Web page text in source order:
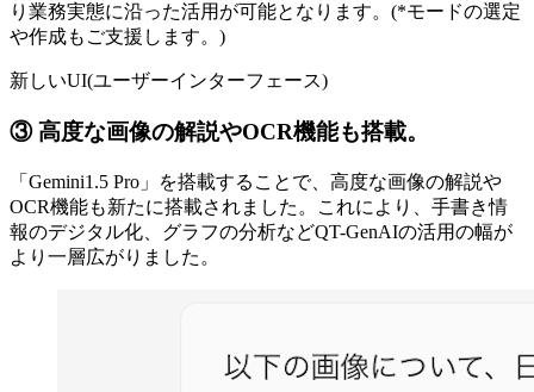
り業務実態に沿った活用が可能となります。(*モードの選定
や作成もご支援します。)
新しいUI(ユーザーインターフェース)
③ 高度な画像の解説やOCR機能も搭載。
「Gemini1.5 Pro」を搭載することで、高度な画像の解説や
OCR機能も新たに搭載されました。これにより、手書き情
報のデジタル化、グラフの分析などQT-GenAIの活用の幅が
より一層広がりました。